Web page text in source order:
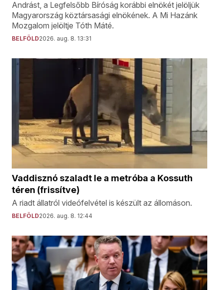
Andrást, a Legfelsőbb Bíróság korábbi elnökét jelöljük
Magyarország köztársasági elnökének. A Mi Hazánk
Mozgalom jelöltje Tóth Máté.
BELFÖLD2026. aug. 8. 13:31
Vaddisznó szaladt le a metróba a Kossuth
téren (frissítve)
A riadt állatról videófelvétel is készült az állomáson.
BELFÖLD2026. aug. 8. 12:44